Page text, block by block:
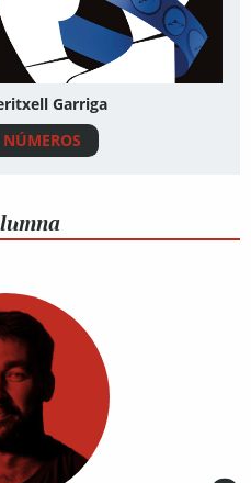
Garriga
NÚMEROS